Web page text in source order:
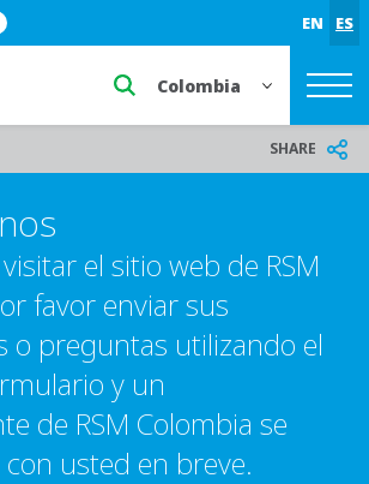
EN ES
Select a region or
SHARE
el sitio web de RSM
favor enviar sus
o preguntas utilizando el
y un
de RSM Colombia se
usted en breve.